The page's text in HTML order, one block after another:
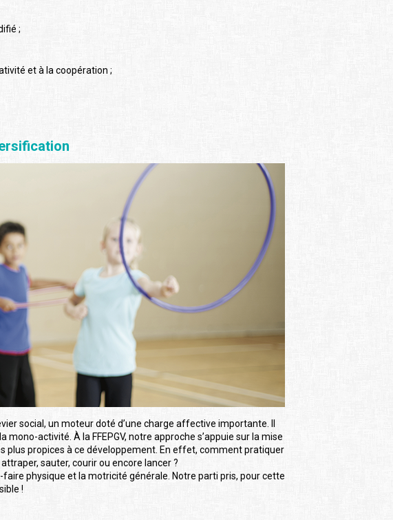
;
et à la coopération ;
social, un moteur doté d’une charge affective importante. Il
activité. À la FFEPGV, notre approche s’appuie sur la mise
plus propices à ce développement. En effet, comment pratiquer
sauter, courir ou encore lancer ?
physique et la motricité générale. Notre parti pris, pour cette
!